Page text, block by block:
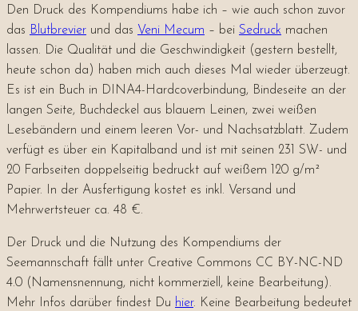
Den Druck des Kompendiums habe ich – wie auch schon zuvor
das Blutbrevier und das Veni Mecum – bei Sedruck machen
lassen. Die Qualität und die Geschwindigkeit (gestern bestellt,
heute schon da) haben mich auch dieses Mal wieder überzeugt.
Es ist ein Buch in DINA4-Hardcoverbindung, Bindeseite an der
langen Seite, Buchdeckel aus blauem Leinen, zwei weißen
Lesebändern und einem leeren Vor- und Nachsatzblatt. Zudem
verfügt es über ein Kapitalband und ist mit seinen 231 SW- und
20 Farbseiten doppelseitig bedruckt auf weißem 120 g/m²
Papier. In der Ausfertigung kostet es inkl. Versand und
Mehrwertsteuer ca. 48 €.
Der Druck und die Nutzung des Kompendiums der
Seemannschaft fällt unter Creative Commons CC BY-NC-ND
4.0 (Namensnennung, nicht kommerziell, keine Bearbeitung).
Mehr Infos darüber findest Du hier. Keine Bearbeitung bedeutet